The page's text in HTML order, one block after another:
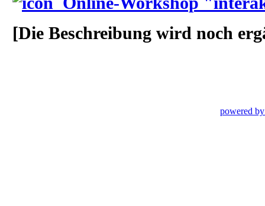
[Die Beschreibung wird noch
powered